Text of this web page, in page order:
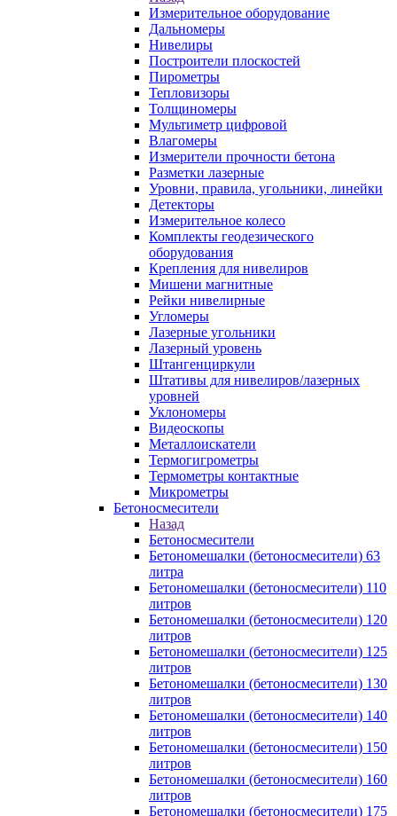
Измерительное оборудование
Дальномеры
Нивелиры
Построители плоскостей
Пирометры
Тепловизоры
Толщиномеры
Мультиметр цифровой
Влагомеры
Измерители прочности бетона
Разметки лазерные
Уровни, правила, угольники, линейки
Детекторы
Измерительное колесо
Комплекты геодезического
оборудования
Крепления для нивелиров
Мишени магнитные
Рейки нивелирные
Угломеры
Лазерные угольники
Лазерный уровень
Штангенциркули
Штативы для нивелиров/лазерных
уровней
Уклономеры
Видеоскопы
Металлоискатели
Термогигрометры
Термометры контактные
Микрометры
Бетоносмесители
Назад
Бетоносмесители
Бетономешалки (бетоносмесители) 63
литра
Бетономешалки (бетоносмесители) 110
литров
Бетономешалки (бетоносмесители) 120
литров
Бетономешалки (бетоносмесители) 125
литров
Бетономешалки (бетоносмесители) 130
литров
Бетономешалки (бетоносмесители) 140
литров
Бетономешалки (бетоносмесители) 150
литров
Бетономешалки (бетоносмесители) 160
литров
Бетономешалки (бетоносмесители) 175